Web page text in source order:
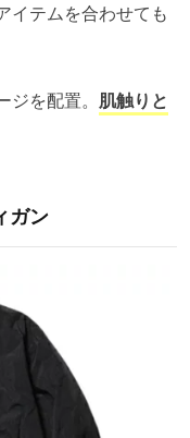
イテムを合わせても
を配置。 肌触りと
ガン